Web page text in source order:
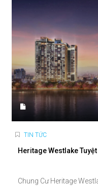
TIN TỨC
Heritage Westlake Tuyệt
Chung Cư Heritage